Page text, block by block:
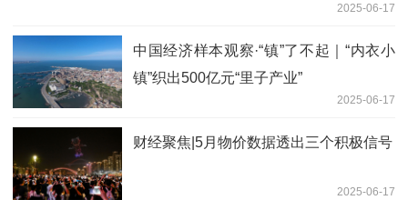
2025-06-17
中国经济样本观察·“镇”了不起｜“内衣小
镇”织出500亿元“里子产业”
2025-06-17
财经聚焦|5月物价数据透出三个积极信号
2025-06-17